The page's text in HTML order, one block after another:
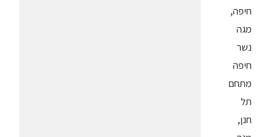
חיפה,
מגה
נשר
חיפה
מתחם
תל
חנן,